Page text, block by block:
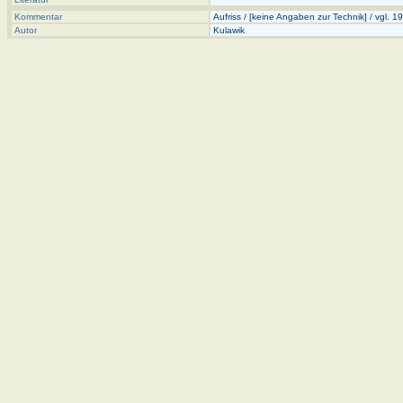
Kommentar
Aufriss / [keine Angaben zur Technik] / vgl.
Autor
Kulawik